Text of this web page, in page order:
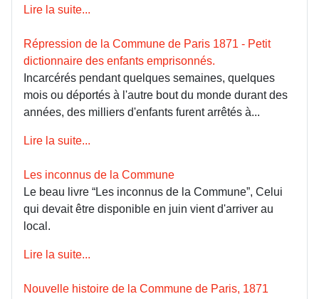
Lire la suite...
Répression de la Commune de Paris 1871 - Petit
dictionnaire des enfants emprisonnés.
Incarcérés pendant quelques semaines, quelques
mois ou déportés à l'autre bout du monde durant des
années, des milliers d'enfants furent arrêtés à...
Lire la suite...
Les inconnus de la Commune
Le beau livre “Les inconnus de la Commune”, Celui
qui devait être disponible en juin vient d'arriver au
local.
Lire la suite...
Nouvelle histoire de la Commune de Paris, 1871